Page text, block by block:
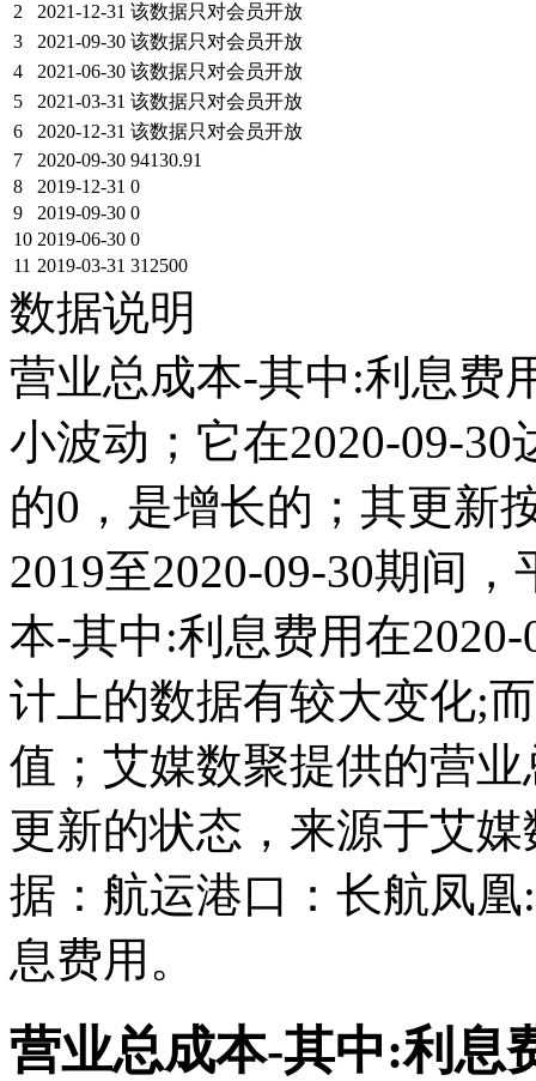
2
2021-12-31 该数据只对会员开放
3
2021-09-30 该数据只对会员开放
4
2021-06-30 该数据只对会员开放
5
2021-03-31 该数据只对会员开放
6
2020-12-31 该数据只对会员开放
7
2020-09-30 94130.91
8
2019-12-31 0
9
2019-09-30 0
10 2019-06-30 0
11 2019-03-31 312500
数据说明
营业总成本-其中:利息费
小波动；它在2020-09-30
的0，是增长的；其更新
2019至2020-09-30期间
本-其中:利息费用在2020-
计上的数据有较大变化;
值；艾媒数聚提供的营
更新的状态，来源于艾
据：航运港口：长航凤
息费用。
营业总成本-其中:利息